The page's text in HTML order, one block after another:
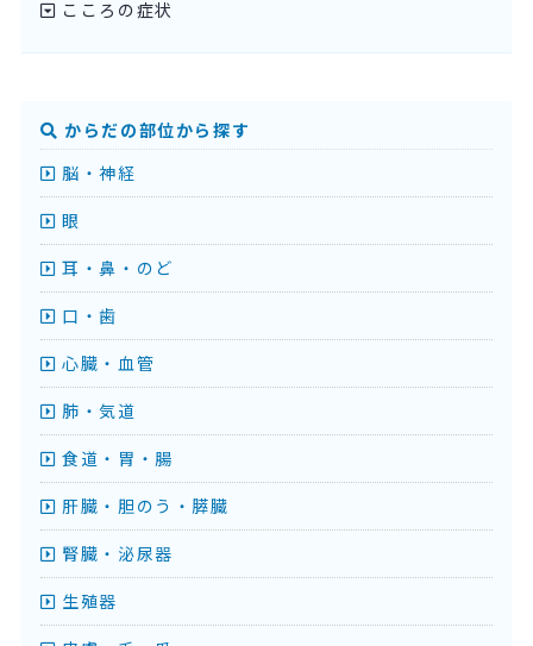
こころの症状
からだの部位から探す
脳・神経
眼
耳・鼻・のど
口・歯
心臓・血管
肺・気道
食道・胃・腸
肝臓・胆のう・膵臓
腎臓・泌尿器
生殖器